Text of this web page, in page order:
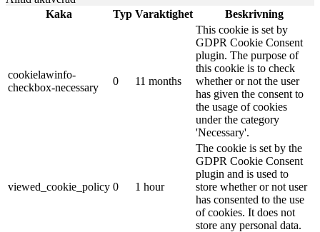
Kaka
Typ Varaktighet Beskrivning
cookielawinfo-
checkbox-necessary
0 11 months
This cookie is set by
GDPR Cookie Consent
plugin. The purpose of
this cookie is to check
whether or not the user
has given the consent to
the usage of cookies
under the category
'Necessary'.
viewed_cookie_policy 0 1 hour
The cookie is set by the
GDPR Cookie Consent
plugin and is used to
store whether or not user
has consented to the use
of cookies. It does not
store any personal data.